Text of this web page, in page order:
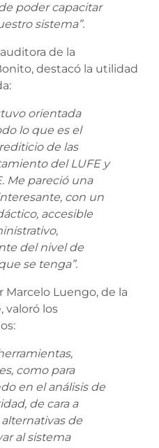
poder capacitar
sistema”.
de la
destacó la utilidad
orientada
lo que es el
de las
del LUFE y
Me pareció una
con un
accesible
del nivel de
se tenga”.
Marcelo Luengo, de la
valoró los
como para
en el análisis de
de cara a
de
al sistema